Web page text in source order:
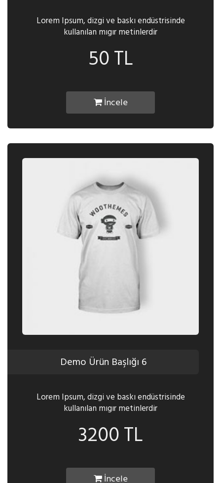
Lorem Ipsum, dizgi ve baskı endüstrisinde
kullanılan mıgır metinlerdir
50 TL
İncele
Demo Ürün Başlığı 6
Lorem Ipsum, dizgi ve baskı endüstrisinde
kullanılan mıgır metinlerdir
3200 TL
İncele